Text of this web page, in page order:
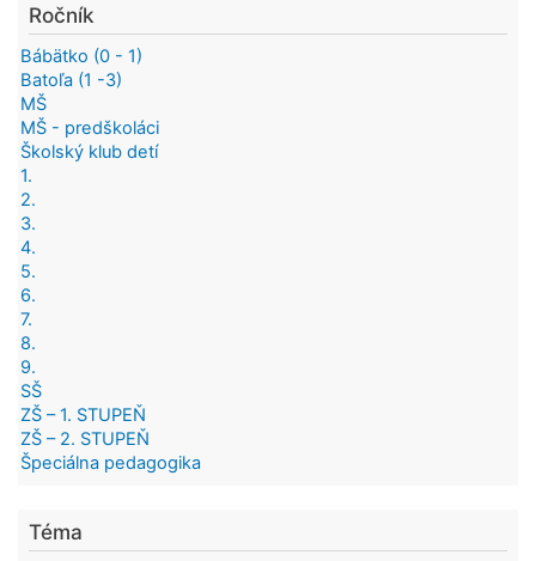
Ročník
Bábätko (0 - 1)
Batoľa (1 -3)
MŠ
MŠ - predškoláci
Školský klub detí
1.
2.
3.
4.
5.
6.
7.
8.
9.
SŠ
ZŠ – 1. STUPEŇ
ZŠ – 2. STUPEŇ
Špeciálna pedagogika
Téma